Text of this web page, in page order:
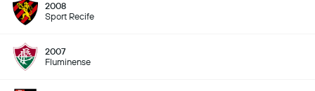
2008
Sport Recife
2007
Fluminense